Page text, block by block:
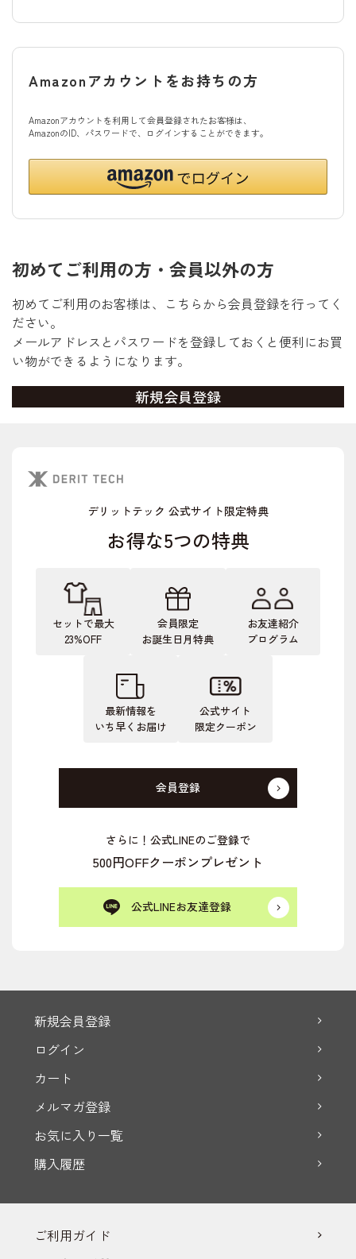
Amazonアカウントをお持ちの方
Amazonアカウントを利用して会員登録されたお客様は、
AmazonのID、パスワードで、ログインすることができます。
初めてご利用の方・会員以外の方
初めてご利用のお客様は、こちらから会員登録を行ってく
ださい。
メールアドレスとパスワードを登録しておくと便利にお買
い物ができるようになります。
デリットテック 公式サイト限定特典
お得な5つの特典
セットで最大
23%OFF
会員限定
お誕生日月特典
お友達紹介
プログラム
最新情報を
いち早くお届け
公式サイト
限定クーポン
会員登録
さらに！公式LINEのご登録で
500円OFFクーポンプレゼント
公式LINEお友達登録
新規会員登録
ログイン
カート
メルマガ登録
お気に入り一覧
購入履歴
ご利用ガイド